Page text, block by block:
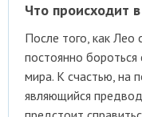
Что происходит в
После того, как Лео
постоянно
мира. К счастью, на
являющийся